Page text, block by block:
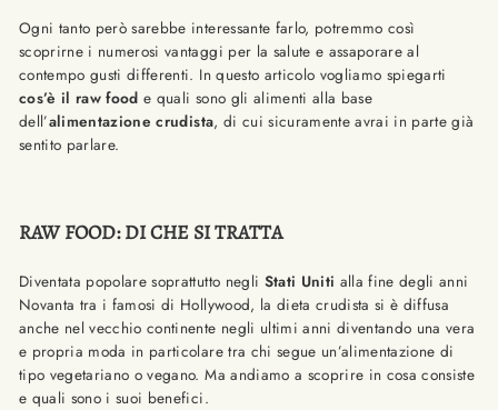
Ogni tanto però sarebbe interessante farlo, potremmo così
scoprirne i numerosi vantaggi per la salute e assaporare al
contempo gusti differenti. In questo articolo vogliamo spiegarti
cos’è il raw foode quali sono gli alimenti alla base
dell’alimentazione crudista, di cui sicuramente avrai in parte già
sentito parlare.
RAW FOOD: DI CHE SI TRATTA
Diventata popolare soprattutto negli Stati Uniti alla fine degli anni
Novanta tra i famosi di Hollywood, la dieta crudista si è diffusa
anche nel vecchio continente negli ultimi anni diventando una vera
e propria moda in particolare tra chi segue un’alimentazione di
tipo vegetariano o vegano. Ma andiamo a scoprire in cosa consiste
e quali sono i suoi benefici.